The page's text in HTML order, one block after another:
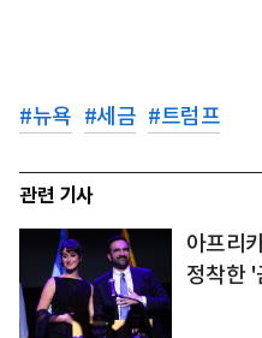
#뉴욕 #세금 #트럼프
관련 기사
아프리
정착한